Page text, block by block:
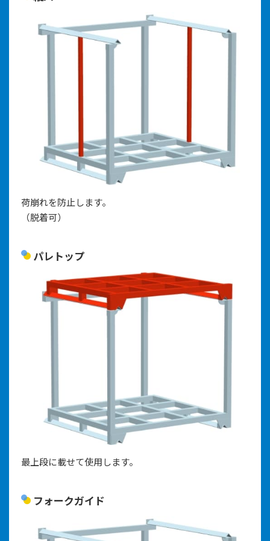
荷崩れを防止します。
（脱着可）
パレトップ
最上段に載せて使用します。
フォークガイド